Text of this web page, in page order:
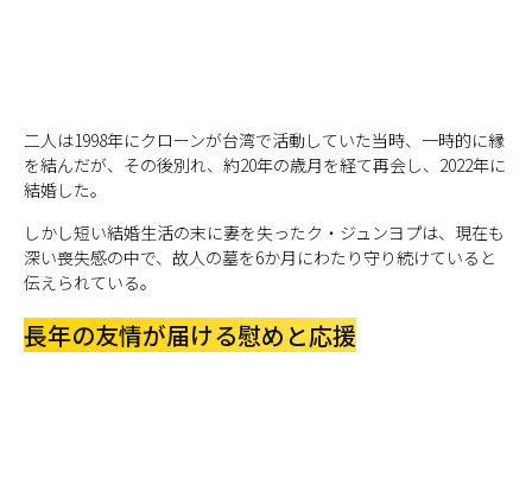
二人は1998年にクローンが台湾で活動していた当時、一時的に縁
を結んだが、その後別れ、約20年の歳月を経て再会し、2022年に
結婚した。
しかし短い結婚生活の末に妻を失ったク・ジュンヨプは、現在も
深い喪失感の中で、故人の墓を6か月にわたり守り続けていると
伝えられている。
長年の友情が届ける慰めと応援